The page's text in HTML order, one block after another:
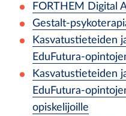
FORTHEM Digital
Gestalt-
Kasvatustieteiden
EduFutura-
Kasvatustieteiden
EduFutura-
opiskelijoille